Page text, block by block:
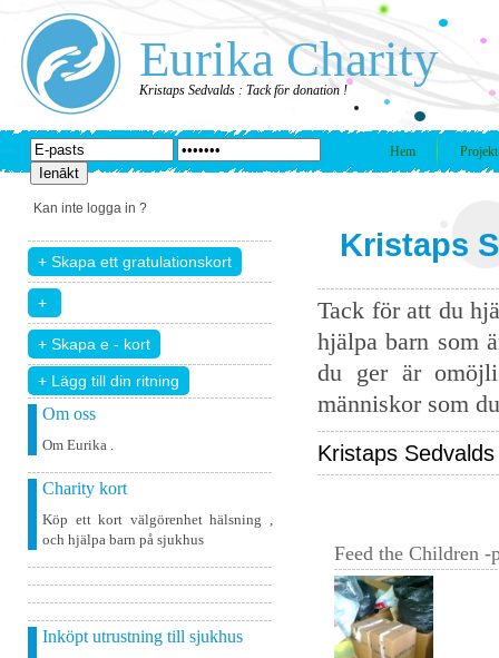
Eurika Charity
Kristaps Sedvalds : Tack för donation !
Hem Projekt
Kan inte logga in ?
+ Lägg till din ritning
Om oss
Om Eurika .
Charity kort
Köp ett kort välgörenhet hälsning ,
och hjälpa barn på sjukhus
Inköpt utrustning till sjukhus
Kristaps
Tack för att du
hjälpa barn som
du ger är
människor som
Kristaps
Feed the Children -